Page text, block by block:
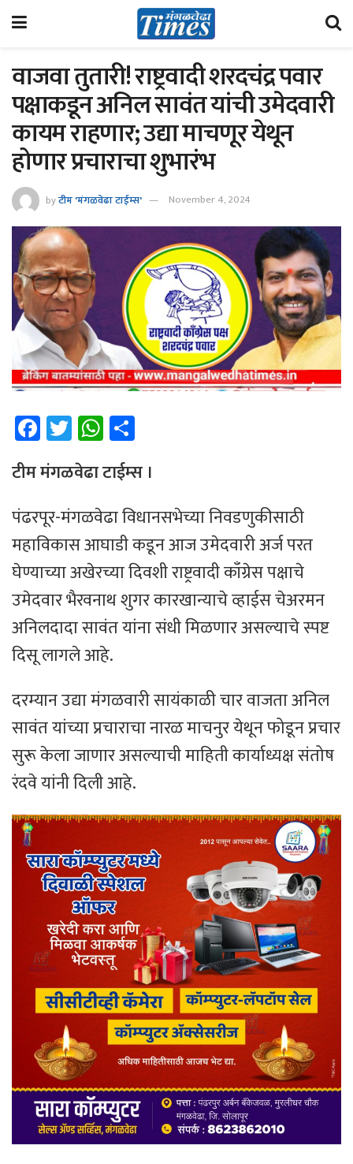
वाजवा तुतारी! राष्ट्रवादी शरदचंद्र पवार
पक्षाकडून अनिल सावंत यांची उमेदवारी
कायम राहणार; उद्या माचणूर येथून
होणार प्रचाराचा शुभारंभ
byटीम 'मंगळवेढा टाईम्स' November 4, 2024
Fa
ce
b
o
ok
T
wi
tt
er
W
h
at
sA
p
p
e
टीम मंगळवेढा टाईम्स ।
पंढरपूर-मंगळवेढा विधानसभेच्या निवडणुकीसाठी
महाविकास आघाडी कडून आज उमेदवारी अर्ज परत
घेण्याच्या अखेरच्या दिवशी राष्ट्रवादी काँग्रेस पक्षाचे
उमेदवार भैरवनाथ शुगर कारखान्याचे व्हाईस चेअरमन
अनिलदादा सावंत यांना संधी मिळणार असल्याचे स्पष्ट
दिसू लागले आहे.
दरम्यान उद्या मंगळवारी सायंकाळी चार वाजता अनिल
सावंत यांच्या प्रचाराचा नारळ माचनुर येथून फोडून प्रचार
सुरू केला जाणार असल्याची माहिती कार्याध्यक्ष संतोष
रंदवे यांनी दिली आहे.